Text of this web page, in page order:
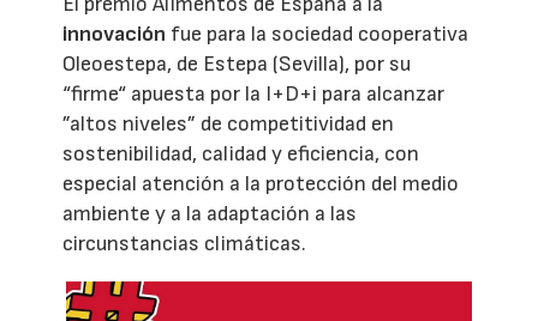
innovación fue para la sociedad cooperativa
Oleoestepa, de Estepa (Sevilla), por su
“firme“ apuesta por la I+D+i para alcanzar
”altos niveles” de competitividad en
sostenibilidad, calidad y eficiencia, con
especial atención a la protección del medio
ambiente y a la adaptación a las
circunstancias climáticas.